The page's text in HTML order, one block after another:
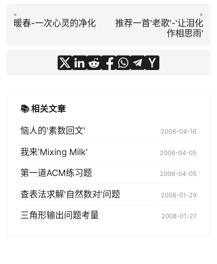
«
暖春-一次心灵的净化
»
推荐一首'老歌'-'让泪化
作相思雨'
📚 相关文章
恼人的'素数回文' 2006-04-16
我来'Mixing Milk' 2006-04-05
第一道ACM练习题 2006-04-05
查表法求解'自然数对'问题 2008-01-29
三角形输出问题考量 2008-01-27